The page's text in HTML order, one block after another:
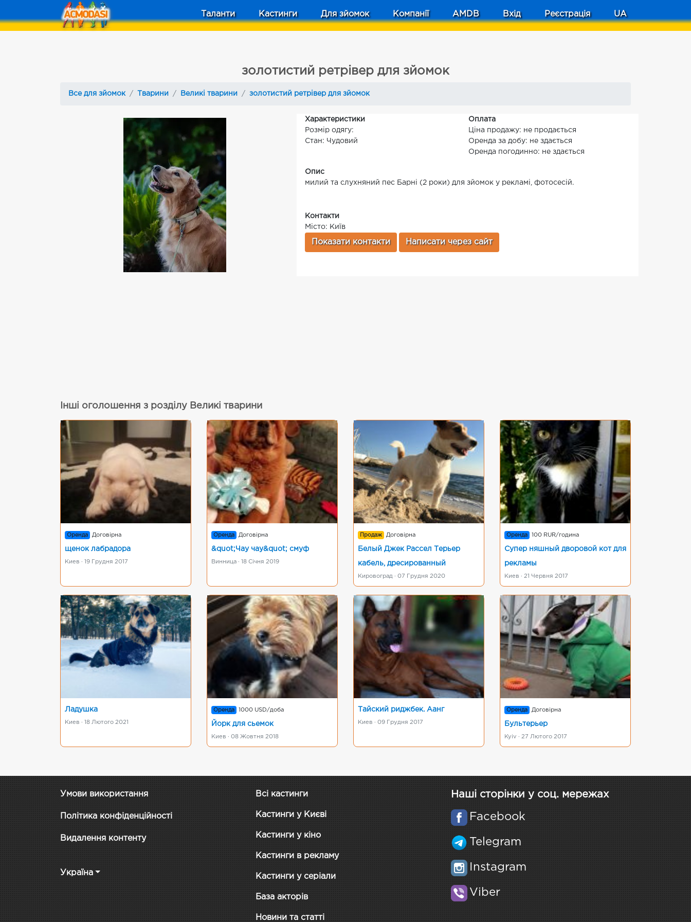
Таланти Кастинги Для зйомок Компанії AMDB Вхід Реєстрація UA
золотистий ретрівер для зйомок
Все для зйомок Тварини Великі тварини золотистий ретрівер для зйомок
Характеристики
Розмір одягу:
Стан: Чудовий
Оплата
Ціна продажу: не продається
Оренда за добу: не здається
Оренда погодинно: не здається
Опис
милий та слухняний пес Барні (2 роки) для зйомок у рекламі, фотосесій.
Контакти
Місто: Київ
Показати контакти Написати через сайт
Інші оголошення з розділу Великі тварини
Оренда Договірна
щенок лабрадора
Киев · 19 Грудня 2017
Оренда Договірна
&quot;Чау чау&quot; смуф
Винница · 18 Січня 2019
Продаж Договірна
Белый Джек Рассел Терьер
кабель, дресированный
Кировоград · 07 Грудня 2020
Оренда 100 RUR/година
Супер няшный дворовой кот для
рекламы
Киев · 21 Червня 2017
Ладушка
Киев · 18 Лютого 2021
Оренда 1000 USD/доба
Йорк для сьемок
Киев · 08 Жовтня 2018
Тайский риджбек. Аанг
Киев · 09 Грудня 2017
Оренда Договірна
Бультерьер
Kyiv · 27 Лютого 2017
Умови використання
Політика конфіденційності
Видалення контенту
Україна
Всі кастинги
Кастинги у Києві
Кастинги у кіно
Кастинги в рекламу
Кастинги у серіали
База акторів
Новини та статті
Наші сторінки у соц. мережах
Facebook
Telegram
Instagram
Viber